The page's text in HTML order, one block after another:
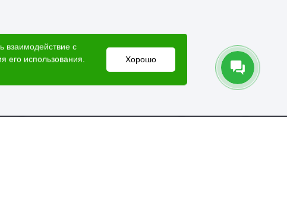
взаимодействие с
его использования.
Хорошо